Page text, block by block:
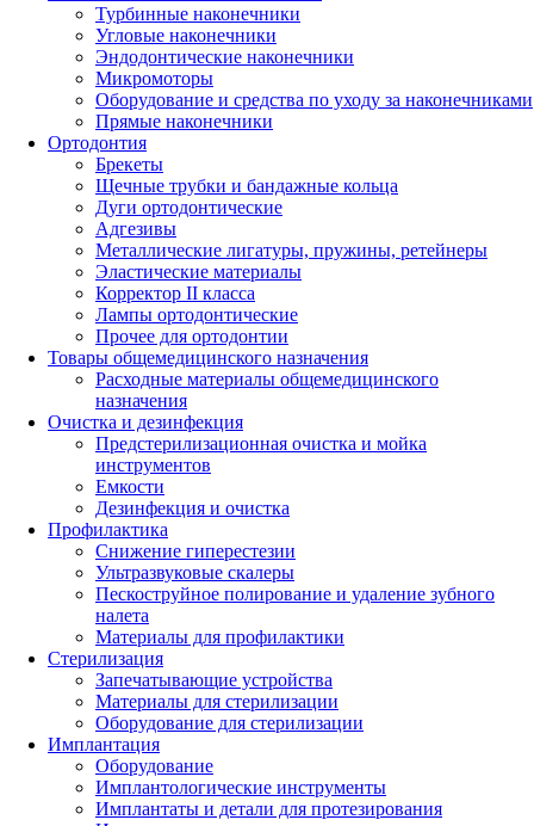
Турбинные наконечники
Угловые наконечники
Эндодонтические наконечники
Микромоторы
Оборудование и средства по уходу за наконечниками
Прямые наконечники
Ортодонтия
Брекеты
Щечные трубки и бандажные кольца
Дуги ортодонтические
Адгезивы
Металлические лигатуры, пружины, ретейнеры
Эластические материалы
Корректор II класса
Лампы ортодонтические
Прочее для ортодонтии
Товары общемедицинского назначения
Расходные материалы общемедицинского
назначения
Очистка и дезинфекция
Предстерилизационная очистка и мойка
инструментов
Емкости
Дезинфекция и очистка
Профилактика
Снижение гиперестезии
Ультразвуковые скалеры
Пескоструйное полирование и удаление зубного
налета
Материалы для профилактики
Стерилизация
Запечатывающие устройства
Материалы для стерилизации
Оборудование для стерилизации
Имплантация
Оборудование
Имплантологические инструменты
Имплантаты и детали для протезирования